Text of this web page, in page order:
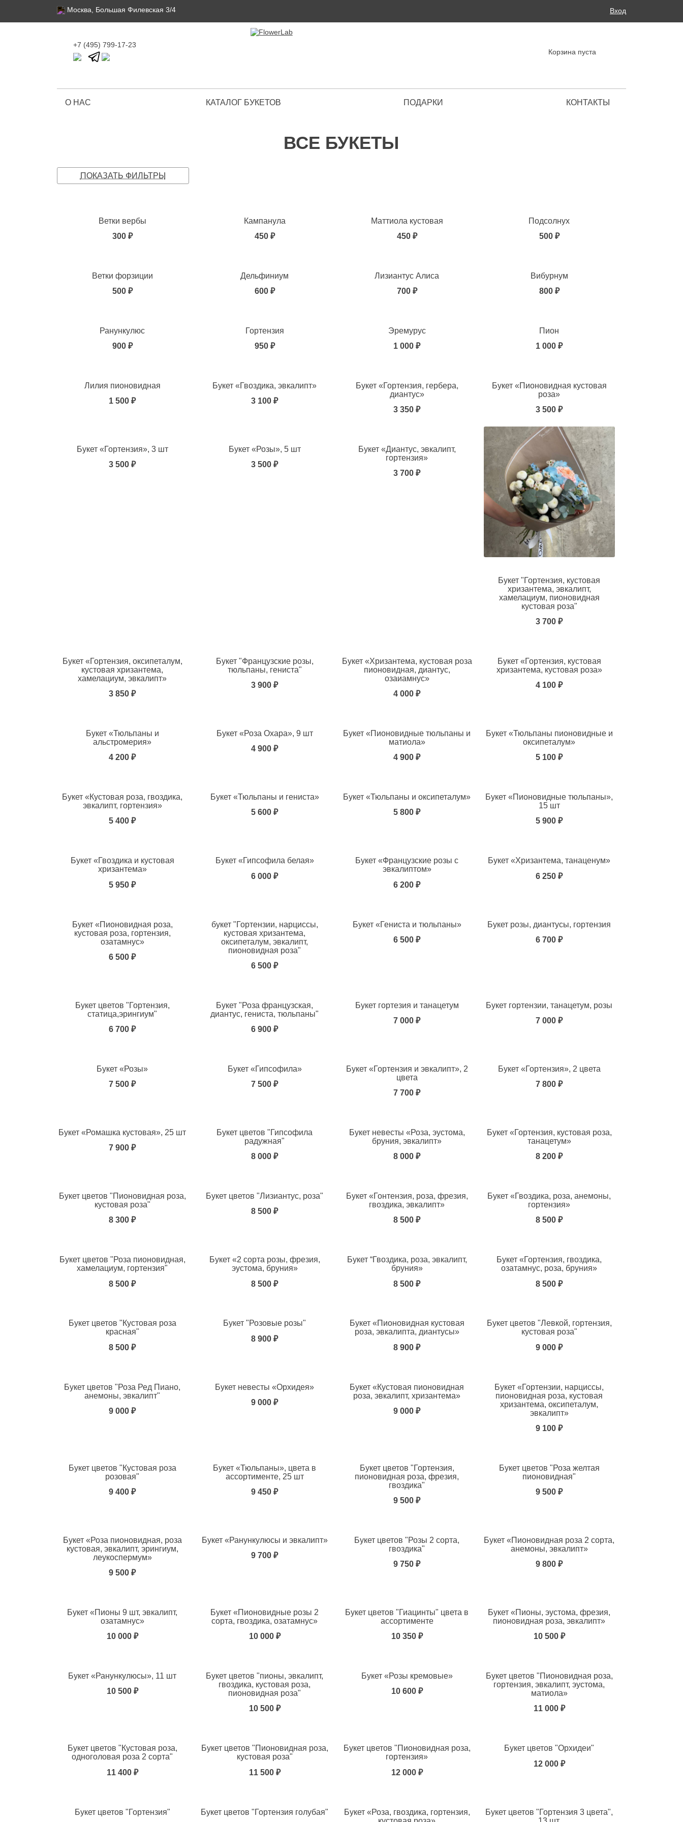
Москва, Большая Филевская 3/4 Вход
+7 (495) 799-17-23
Корзина пуста
О НАС КАТАЛОГ БУКЕТОВ ПОДАРКИ КОНТАКТЫ
ВСЕ БУКЕТЫ
ПОКАЗАТЬ ФИЛЬТРЫ
Ветки вербы
300 ₽
Кампанула
450 ₽
Маттиола кустовая
450 ₽
Подсолнух
500 ₽
Ветки форзиции
500 ₽
Дельфиниум
600 ₽
Лизиантус Алиса
700 ₽
Вибурнум
800 ₽
Ранункулюс
900 ₽
Гортензия
950 ₽
Эремурус
1 000 ₽
Пион
1 000 ₽
Лилия пионовидная
1 500 ₽
Букет «Гвоздика, эвкалипт»
3 100 ₽
Букет «Гортензия, гербера,
диантус»
3 350 ₽
Букет «Пионовидная кустовая
роза»
3 500 ₽
Букет «Гортензия», 3 шт
3 500 ₽
Букет «Розы», 5 шт
3 500 ₽
Букет «Диантус, эвкалипт,
гортензия»
3 700 ₽
Букет "Гортензия, кустовая
хризантема, эвкалипт,
хамелациум, пионовидная
кустовая роза"
3 700 ₽
Букет «Гортензия, оксипеталум,
кустовая хризантема,
хамелациум, эвкалипт»
3 850 ₽
Букет "Французские розы,
тюльпаны, гениста"
3 900 ₽
Букет «Хризантема, кустовая роза
пионовидная, диантус,
озаиамнус»
4 000 ₽
Букет «Гортензия, кустовая
хризантема, кустовая роза»
4 100 ₽
Букет «Тюльпаны и
альстромерия»
4 200 ₽
Букет «Роза Охара», 9 шт
4 900 ₽
Букет «Пионовидные тюльпаны и
матиола»
4 900 ₽
Букет «Тюльпаны пионовидные и
оксипеталум»
5 100 ₽
Букет «Кустовая роза, гвоздика,
эвкалипт, гортензия»
5 400 ₽
Букет «Тюльпаны и гениста»
5 600 ₽
Букет «Тюльпаны и оксипеталум»
5 800 ₽
Букет «Пионовидные тюльпаны»,
15 шт
5 900 ₽
Букет «Гвоздика и кустовая
хризантема»
5 950 ₽
Букет «Гипсофила белая»
6 000 ₽
Букет «Французские розы с
эвкалиптом»
6 200 ₽
Букет «Хризантема, танаценум»
6 250 ₽
Букет «Пионовидная роза,
кустовая роза, гортензия,
озатамнус»
6 500 ₽
букет "Гортензии, нарциссы,
кустовая хризантема,
оксипеталум, эвкалипт,
пионовидная роза"
6 500 ₽
Букет «Гениста и тюльпаны»
6 500 ₽
Добавить в избранное
Букет розы, диантусы, гортензия
6 700 ₽
Добавить в избранное
Букет цветов "Гортензия,
статица,эрингиум"
6 700 ₽
Букет "Роза французская,
диантус, гениста, тюльпаны"
6 900 ₽
Букет гортезия и танацетум
7 000 ₽
Букет гортензии, танацетум, розы
7 000 ₽
Букет «Розы»
7 500 ₽
Букет «Гипсофила»
7 500 ₽
Букет «Гортензия и эвкалипт», 2
цвета
7 700 ₽
Букет «Гортензия», 2 цвета
7 800 ₽
Букет «Ромашка кустовая», 25 шт
7 900 ₽
Букет цветов "Гипсофила
радужная"
8 000 ₽
Букет невесты «Роза, эустома,
бруния, эвкалипт»
8 000 ₽
Букет «Гортензия, кустовая роза,
танацетум»
8 200 ₽
Букет цветов "Пионовидная роза,
кустовая роза"
8 300 ₽
Букет цветов "Лизиантус, роза"
8 500 ₽
Букет «Гонтензия, роза, фрезия,
гвоздика, эвкалипт»
8 500 ₽
Букет «Гвоздика, роза, анемоны,
гортензия»
8 500 ₽
Букет цветов "Роза пионовидная,
хамелациум, гортензия"
8 500 ₽
Букет «2 сорта розы, фрезия,
эустома, бруния»
8 500 ₽
Букет “Гвоздика, роза, эвкалипт,
бруния»
8 500 ₽
Букет «Гортензия, гвоздика,
озатамнус, роза, бруния»
8 500 ₽
Букет цветов "Кустовая роза
красная"
8 500 ₽
Букет "Розовые розы"
8 900 ₽
Букет «Пионовидная кустовая
роза, эвкалипта, диантусы»
8 900 ₽
Букет цветов "Левкой, гортензия,
кустовая роза"
9 000 ₽
Букет цветов "Роза Ред Пиано,
анемоны, эвкалипт"
9 000 ₽
Букет невесты «Орхидея»
9 000 ₽
Букет «Кустовая пионовидная
роза, эвкалипт, хризантема»
9 000 ₽
Букет «Гортензии, нарциссы,
пионовидная роза, кустовая
хризантема, оксипеталум,
эвкалипт»
9 100 ₽
Букет цветов "Кустовая роза
розовая"
9 400 ₽
Букет «Тюльпаны», цвета в
ассортименте, 25 шт
9 450 ₽
Букет цветов "Гортензия,
пионовидная роза, фрезия,
гвоздика"
9 500 ₽
Букет цветов "Роза желтая
пионовидная"
9 500 ₽
Букет «Роза пионовидная, роза
кустовая, эвкалипт, эрингиум,
леукоспермум»
9 500 ₽
Букет «Ранункулюсы и эвкалипт»
9 700 ₽
Букет цветов "Розы 2 сорта,
гвоздика"
9 750 ₽
Букет «Пионовидная роза 2 сорта,
анемоны, эвкалипт»
9 800 ₽
Букет «Пионы 9 шт, эвкалипт,
озатамнус»
10 000 ₽
Букет «Пионовидные розы 2
сорта, гвоздика, озатамнус»
10 000 ₽
Букет цветов "Гиацинты" цвета в
ассортименте
10 350 ₽
Букет «Пионы, эустома, фрезия,
пионовидная роза, эвкалипт»
10 500 ₽
Букет «Ранункулюсы», 11 шт
10 500 ₽
Букет цветов "пионы, эвкалипт,
гвоздика, кустовая роза,
пионовидная роза"
10 500 ₽
Букет «Розы кремовые»
10 600 ₽
Букет цветов "Пионовидная роза,
гортензия, эвкалипт, эустома,
матиола»
11 000 ₽
Букет цветов "Кустовая роза,
одноголовая роза 2 сорта"
11 400 ₽
Букет цветов "Пионовидная роза,
кустовая роза"
11 500 ₽
Букет цветов "Пионовидная роза,
гортензия»
12 000 ₽
Букет цветов "Орхидеи"
12 000 ₽
Букет цветов "Гортензия" Букет цветов "Гортензия голубая"
Букет «Роза, гвоздика, гортензия,
Букет цветов "Гортензия 3 цвета",